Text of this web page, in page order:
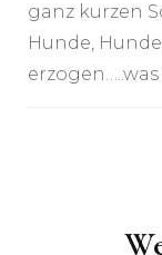
ganz kurzen
Hunde,